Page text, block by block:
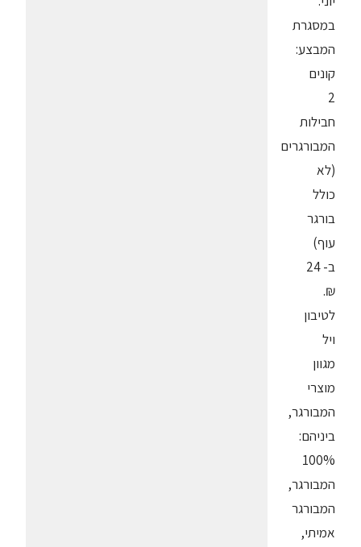
במסגרת
המבצע:
קונים
2
חבילות
המבורגרים
(לא
כולל
בורגר
עוף)
ב- 24
₪.
לטיבון
ויל
מגוון
מוצרי
המבורגר,
ביניהם:
100%
המבורגר,
המבורגר
אמיתי,